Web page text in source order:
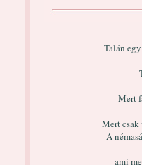
Talán
Mert
Mert csak
A
ami